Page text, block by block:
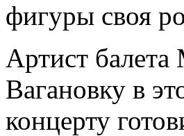
фигуры своя
Артист
Вагановку в
концерту